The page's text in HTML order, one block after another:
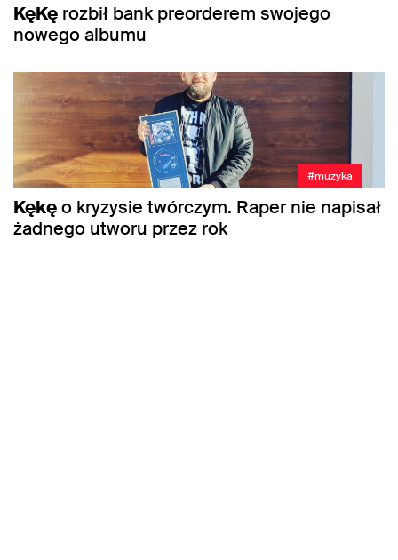
KęKę rozbił bank preorderem swojego
nowego albumu
#muzyka
Kękęo kryzysie twórczym. Raper nie napisał
żadnego utworu przez rok